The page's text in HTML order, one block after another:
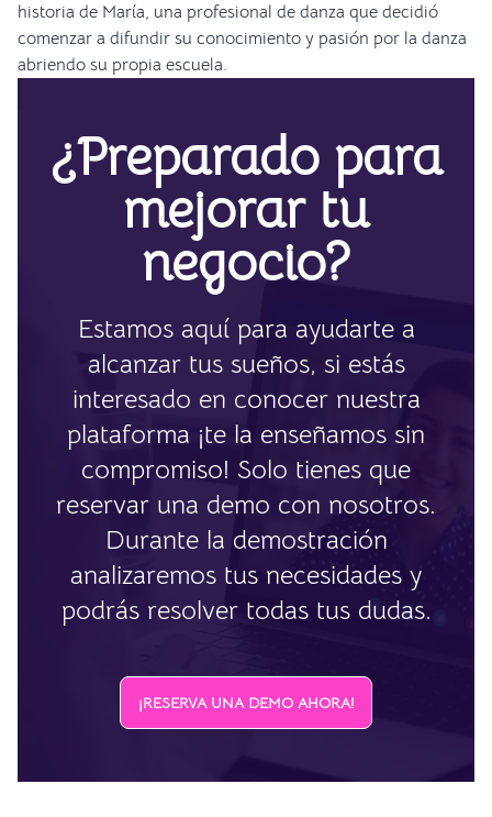
historia de María, una profesional de danza que decidió
comenzar a difundir su conocimiento y pasión por la danza
abriendo su propia escuela.
¿Preparado para
mejorar tu
negocio?
Estamos aquí para ayudarte a
alcanzar tus sueños, si estás
interesado en conocer nuestra
plataforma ¡te la enseñamos sin
compromiso! Solo tienes que
reservar una demo con nosotros.
Durante la demostración
analizaremos tus necesidades y
podrás resolver todas tus dudas.
¡RESERVA UNA DEMO AHORA!